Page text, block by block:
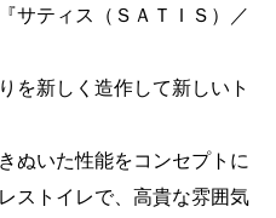
サティス（ＳＡＴＩＳ）／
を新しく造作して新しいト
ぬいた性能をコンセプトに
ストイレで、高貴な雰囲気